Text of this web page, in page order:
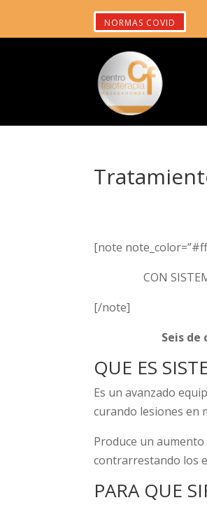
NORMAS COVID
[note
CON
[/note]
Seis
QUE ES
Es un avanzado
curando lesiones en
Produce un
contrarrestando los
PARA QUE